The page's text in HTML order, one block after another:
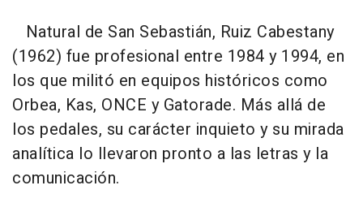
Natural de San Sebastián, Ruiz Cabestany
(1962) fue profesional entre 1984 y 1994, en
los que militó en equipos históricos como
Orbea, Kas, ONCE y Gatorade. Más allá de
los pedales, su carácter inquieto y su mirada
analítica lo llevaron pronto a las letras y la
comunicación.